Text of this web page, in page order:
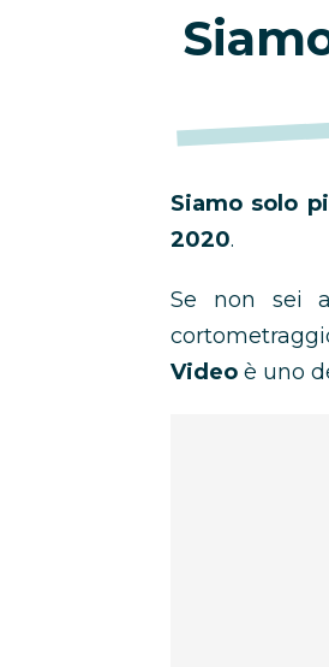
Siamo solo
2020.
Se non sei
Video è uno